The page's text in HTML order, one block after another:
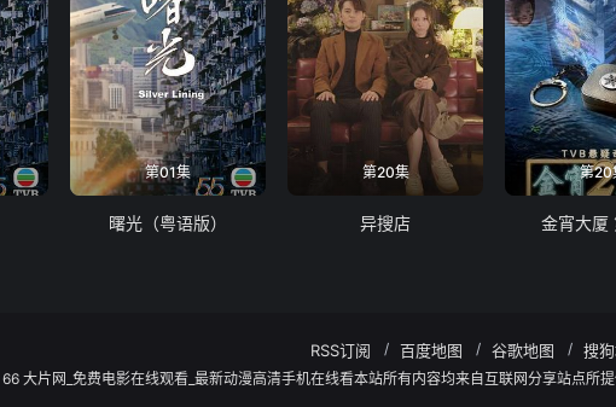
第01集
曙光（粤语版）
第20集
异搜店
第20
金宵大厦
RSS订阅 百度地图 谷歌地图 搜
66 大片网_免费电影在线观看_最新动漫高清手机在线看本站所有内容均来自互联网分享站点所